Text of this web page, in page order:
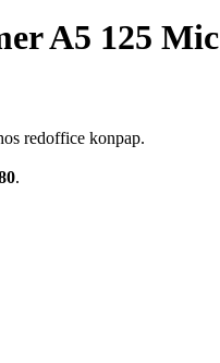
A5 125 Mic
redoffice konpap.
.